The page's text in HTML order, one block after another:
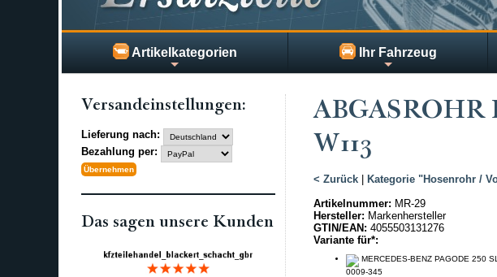
Artikelkategorien Ihr Fahrzeug
ABGASROHR
W113
< Zurück|
Kategorie "Hosenrohr /
Artikelnummer: MR-29
Hersteller: Markenhersteller
GTIN/EAN: 4055503131276
Variante für*:
MERCEDES-BENZ PAGODE 250
0009-345
Versand­einstellungen:
Lieferung nach:
Bezahlung per:
Das sagen unsere Kunden